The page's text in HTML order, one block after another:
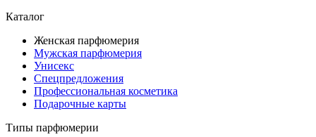
Каталог
Женская парфюмерия
Мужская парфюмерия
Унисекс
Спецпредложения
Профессиональная косметика
Подарочные карты
Типы парфюмерии